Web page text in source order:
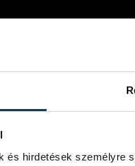
és hirdetések